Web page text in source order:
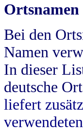
Ortsnamen
Bei den
Namen
In dieser
deutsche
liefert